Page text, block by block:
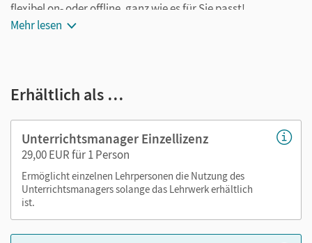
flexibel on- oder offline, ganz wie es für Sie passt!
Ihr Unterrichtsmanager enthält:
Lösungen
Arbeitsblätter als PDF
Kopiervorlagen
editierbare Kopiervorlagen
tägliche Übungen
Mehr lesen
Erhältlich als …
Unterrichtsmanager Einzellizenz
29,00 EUR für 1 Person
Ermöglicht einzelnen Lehrpersonen die Nutzung des
Unterrichtsmanagers solange das Lehrwerk erhältlich
ist.